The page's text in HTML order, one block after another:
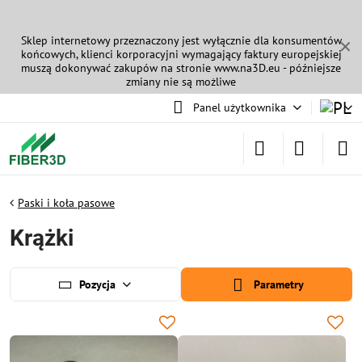
✕
Sklep internetowy przeznaczony jest wyłącznie dla konsumentów
końcowych, klienci korporacyjni wymagający faktury europejskiej
muszą dokonywać zakupów na stronie www.na3D.eu - późniejsze
zmiany nie są możliwe
Panel użytkownika
Paski i koła pasowe
Krążki
Pozycja Parametry